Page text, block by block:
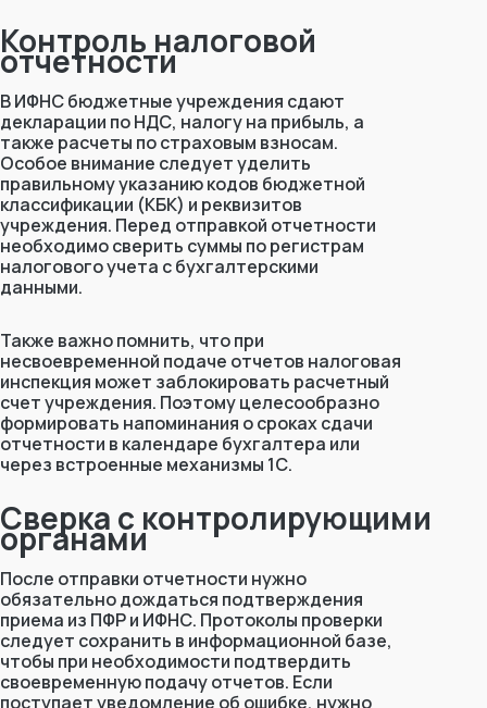
Контроль налоговой
отчетности
В ИФНС бюджетные учреждения сдают
декларации по НДС, налогу на прибыль, а
также расчеты по страховым взносам.
Особое внимание следует уделить
правильному указанию кодов бюджетной
классификации (КБК) и реквизитов
учреждения. Перед отправкой отчетности
необходимо сверить суммы по регистрам
налогового учета с бухгалтерскими
данными.
Также важно помнить, что при
несвоевременной подаче отчетов налоговая
инспекция может заблокировать расчетный
счет учреждения. Поэтому целесообразно
формировать напоминания о сроках сдачи
отчетности в календаре бухгалтера или
через встроенные механизмы 1С.
Сверка с контролирующими
органами
После отправки отчетности нужно
обязательно дождаться подтверждения
приема из ПФР и ИФНС. Протоколы проверки
следует сохранить в информационной базе,
чтобы при необходимости подтвердить
своевременную подачу отчетов. Если
поступает уведомление об ошибке, нужно